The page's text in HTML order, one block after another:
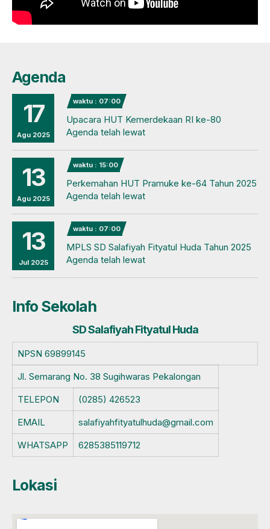
Agenda
17
Agu 2025
waktu : 07:00
Upacara HUT Kemerdekaan RI ke-80
Agenda telah lewat
13
Agu 2025
waktu : 15:00
Perkemahan HUT Pramuke ke-64 Tahun 2025
Agenda telah lewat
13
Jul 2025
waktu : 07:00
MPLS SD Salafiyah Fityatul Huda Tahun 2025
Agenda telah lewat
Info Sekolah
SD Salafiyah Fityatul Huda
NPSN 69899145
Jl. Semarang No. 38 Sugihwaras Pekalongan
TELEPON
(0285) 426523
EMAIL
salafiyahfityatulhuda@gmail.com
WHATSAPP
6285385119712
Lokasi